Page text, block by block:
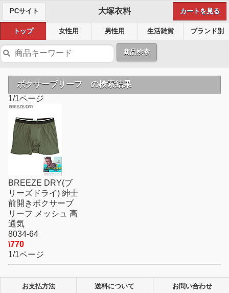
PCサイト 大塚衣料 カートを見る
トップ 女性用 男性用 生活雑貨 ブランド別
商品検索
ボクサーブリーフ の検索結果
1/1ページ
BREEZE DRY(ブ
リーズドライ) 紳士
前開きボクサーブ
リーフ メッシュ 高
通気
8034-64
\770
1/1ページ
お支払方法 送料について お問い合わせ